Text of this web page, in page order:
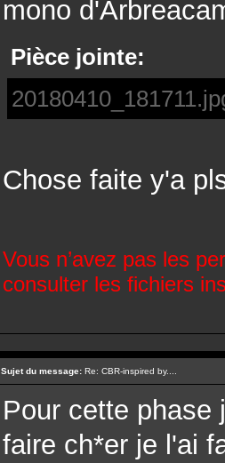
mono
Pièce jointe:
Chose faite y'a
Vous n’avez pas les
consulter les fichiers
Sujet du message: Re: CBR-inspired by....
Pour cette phase
faire ch*er je l'ai